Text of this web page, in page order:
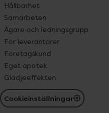
Hållbarhet
Samarbeten
Ägare och ledningsgrupp
För leverantörer
Företagskund
Eget apotek
Glädjeeffekten
Cookieinställningar